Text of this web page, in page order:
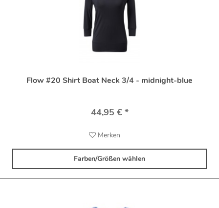
Flow #20 Shirt Boat Neck 3/4 - midnight-blue
44,95 € *
Merken
Farben/Größen wählen